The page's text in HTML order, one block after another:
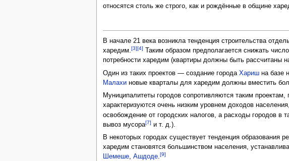
относятся столь же строго, как и рождённые в общине
В начале 21 века возникла тенденция строительства
харедим.[3][4]
Таким образом предполагается снижать
потребности харедим (квартиры должны быть рассчитаны
Один из таких проектов — создание городаХариш на базе
Малахи новые кварталы для харедим должны вместить
Муниципалитеты городов сопротивляются таким
характеризуются очень низким уровнем доходов
освобождение от городских налогов, а расходы городов в
вывоз мусора[7] и т. д.).
В некоторых городах существует тенденция образования
харедим становятся большинством населения,
Шемеше,Ашдоде.[9]